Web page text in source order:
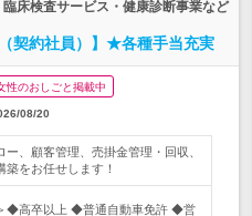
床検査サービス・健康診断事業など
契約社員）】★各種手当充実
性のおしごと掲載中
08/20
、顧客管理、売掛金管理・回収、
をお任せします！
◆高卒以上 ◆普通自動車免許 ◆営